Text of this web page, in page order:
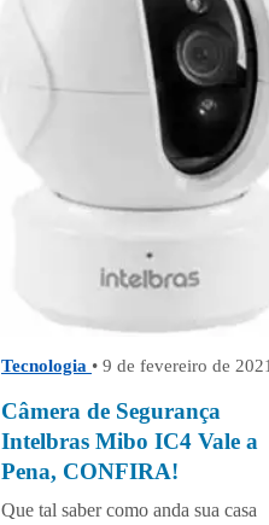
Tecnologia • 9 de fevereiro de 2021
Câmera de Segurança
Intelbras Mibo IC4 Vale a
Pena, CONFIRA!
Que tal saber como anda sua casa